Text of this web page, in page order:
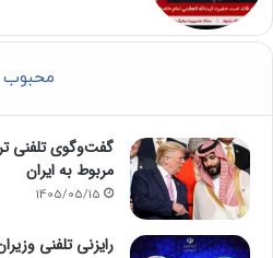
محبوب
گفت‌وگوی تلفنی
مربوط به ایران
1405/05/15
رایزنی تلفنی